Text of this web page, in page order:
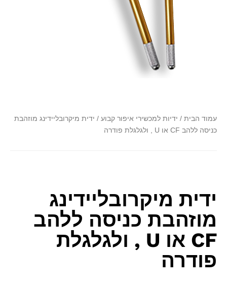
סמן קישורים
עמוד הבית / ידיות למכשירי איפור קבוע / ידית מיקרובליידינג מוזהבת
כניסה ללהב CF או U , ולגלגלת פודרה
ידית מיקרובליידינג
מוזהבת כניסה ללהב
CF או U , ולגלגלת
פודרה